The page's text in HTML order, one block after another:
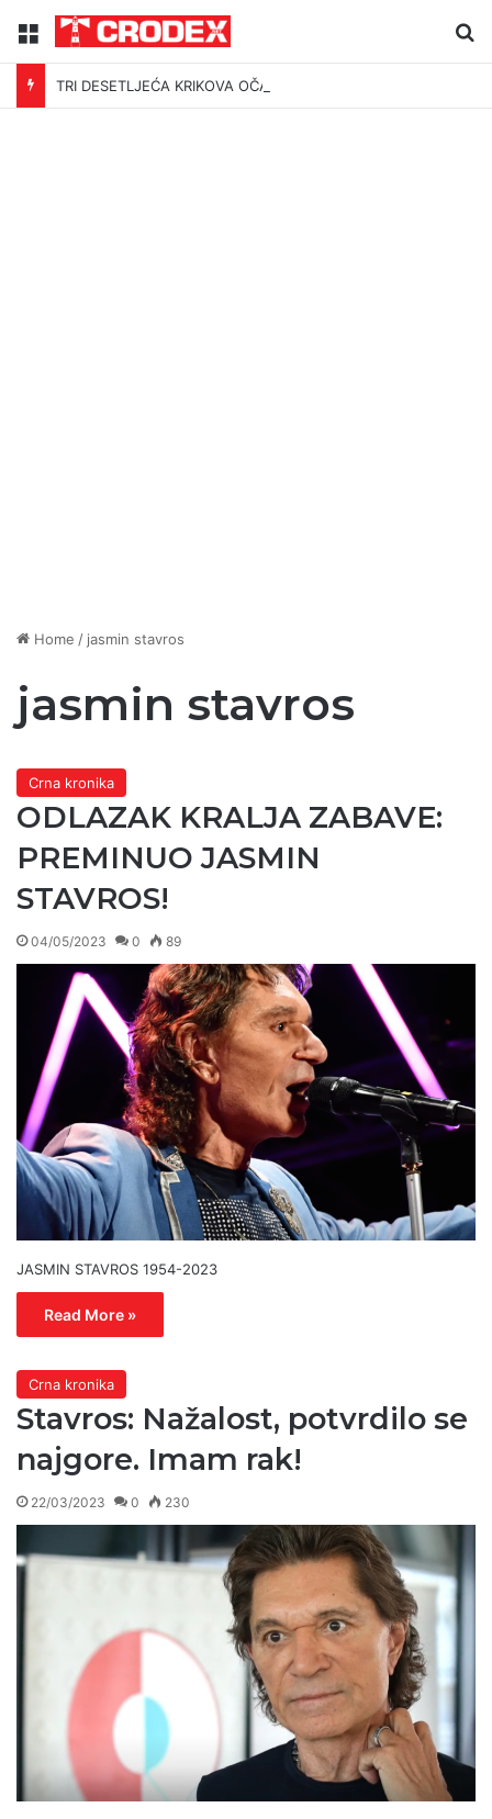
Menu
TRI DESETLJEĆA KRIKOVA OČAJNIKA
Home / jasmin stavros
jasmin stavros
Crna kronika
ODLAZAK KRALJA ZABAVE:
PREMINUO JASMIN
STAVROS!
04/05/2023 0 89
JASMIN STAVROS 1954-2023
Read More »
Crna kronika
Stavros: Nažalost, potvrdilo se
najgore. Imam rak!
22/03/2023 0 230